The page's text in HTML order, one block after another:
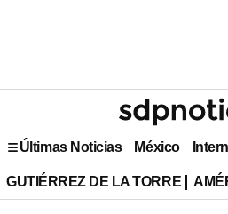
Últimas Noticias México
GUTIÉRREZ DE LA TORRE